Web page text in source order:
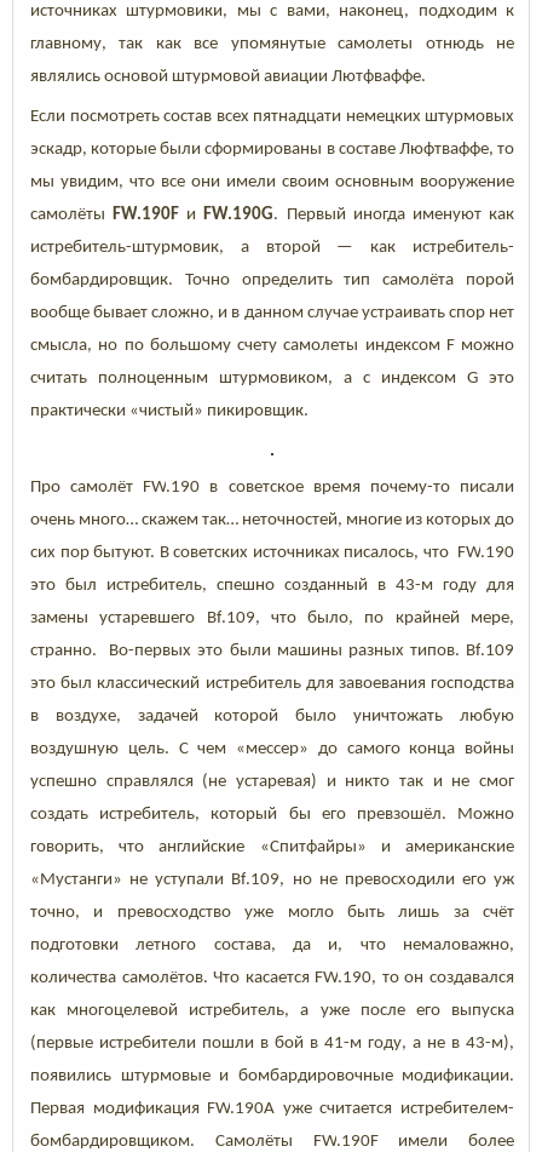
источниках штурмовики, мы с вами, наконец, подходим к
главному, так как все упомянутые самолеты отнюдь не
являлись основой штурмовой авиации Лютфваффе.
Если посмотреть состав всех пятнадцати немецких штурмовых
эскадр, которые были сформированы в составе Люфтваффе, то
мы увидим, что все они имели своим основным вооружение
самолёты FW.190F и FW.190G. Первый иногда именуют как
истребитель-штурмовик, а второй — как истребитель-
бомбардировщик. Точно определить тип самолёта порой
вообще бывает сложно, и в данном случае устраивать спор нет
смысла, но по большому счету самолеты индексом F можно
считать полноценным штурмовиком, а с индексом G это
практически «чистый» пикировщик.
Про самолёт FW.190 в советское время почему-то писали
очень много… скажем так… неточностей, многие из которых до
сих пор бытуют. В советских источниках писалось, что FW.190
это был истребитель, спешно созданный в 43-м году для
замены устаревшего
Bf.109, что было, по крайней мере,
странно. Во-первых это были машины разных типов. Bf.109
это был классический истребитель для завоевания господства
в воздухе, задачей которой было уничтожать любую
воздушную цель. С чем «мессер» до самого конца войны
успешно справлялся (не устаревая) и никто так и не смог
создать истребитель, который бы его превзошёл. Можно
говорить, что английские «Спитфайры» и американские
«Мустанги» не уступали Bf.109, но не превосходили его уж
точно, и превосходство уже могло быть лишь за счёт
подготовки летного состава, да и, что немаловажно,
количества самолётов. Что касается FW.190, то он создавался
как многоцелевой истребитель, а уже после его выпуска
(первые истребители пошли в бой в 41-м году, а не в 43-м),
появились штурмовые и бомбардировочные модификации.
Первая модификация FW.190A уже считается истребителем-
бомбардировщиком. Самолёты FW.190F
имели более